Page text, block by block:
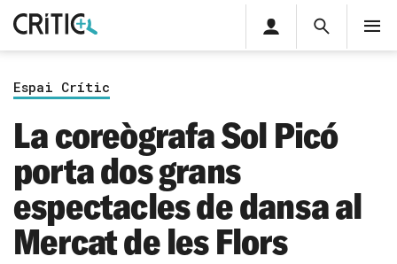
Cerca
privada
Inicia sessió
Espai Crític
La coreògrafa Sol Picó
porta dos grans
espectacles de dansa al
Mercat de les Flors